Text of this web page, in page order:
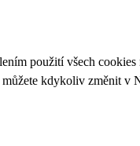
použití všech
můžete kdykoliv změnit v